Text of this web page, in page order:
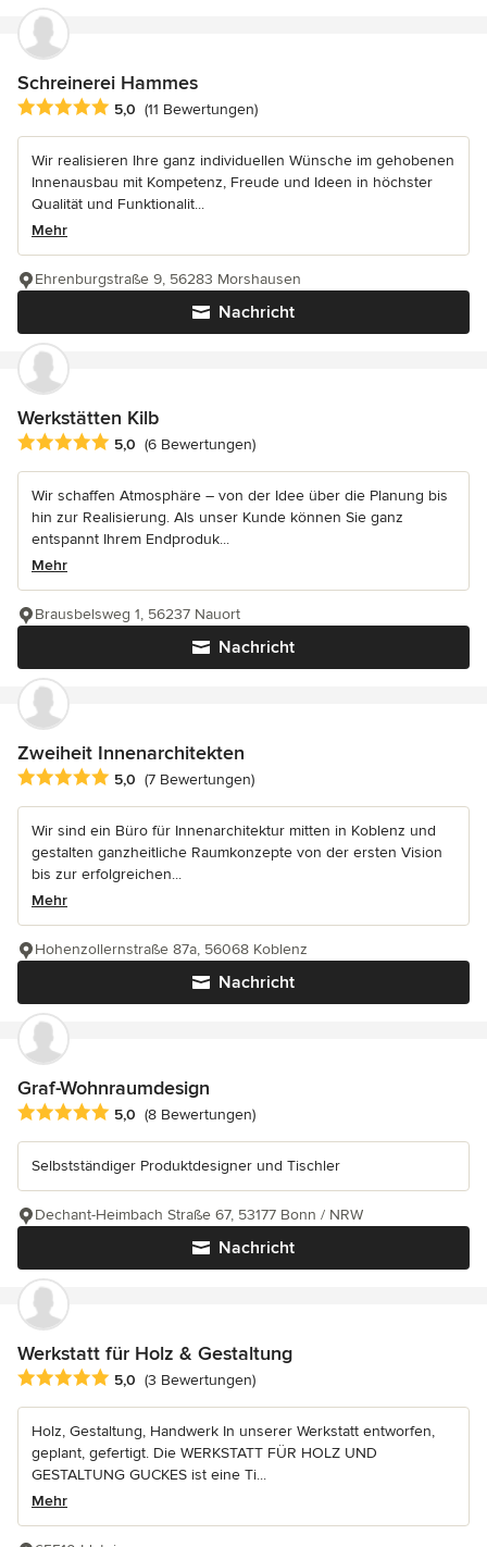
Schreinerei Hammes
Durchschnittliche Bewertung: 5 von 5 Sternen
5,0 (11 Bewertungen)
Wir realisieren Ihre ganz individuellen Wünsche im gehobenen
Innenausbau mit Kompetenz, Freude und Ideen in höchster
Qualität und Funktionalit...
Mehr
Nachricht
Ehrenburgstraße 9, 56283 Morshausen
Werkstätten Kilb
Durchschnittliche Bewertung: 5 von 5 Sternen
5,0 (6 Bewertungen)
Wir schaffen Atmosphäre – von der Idee über die Planung bis
hin zur Realisierung. Als unser Kunde können Sie ganz
entspannt Ihrem Endproduk...
Mehr
Nachricht
Brausbelsweg 1, 56237 Nauort
Zweiheit Innenarchitekten
Durchschnittliche Bewertung: 5 von 5 Sternen
5,0 (7 Bewertungen)
Wir sind ein Büro für Innenarchitektur mitten in Koblenz und
gestalten ganzheitliche Raumkonzepte von der ersten Vision
bis zur erfolgreichen...
Mehr
Nachricht
Hohenzollernstraße 87a, 56068 Koblenz
Graf-Wohnraumdesign
Durchschnittliche Bewertung: 5 von 5 Sternen
5,0 (8 Bewertungen)
Selbstständiger Produktdesigner und Tischler
Nachricht
Dechant-Heimbach Straße 67, 53177 Bonn / NRW
Werkstatt für Holz & Gestaltung
Durchschnittliche Bewertung: 5 von 5 Sternen
5,0 (3 Bewertungen)
Holz, Gestaltung, Handwerk In unserer Werkstatt entworfen,
geplant, gefertigt. Die WERKSTATT FÜR HOLZ UND
GESTALTUNG GUCKES ist eine Ti...
Mehr